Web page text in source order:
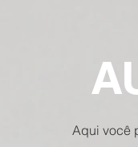
Aqui você